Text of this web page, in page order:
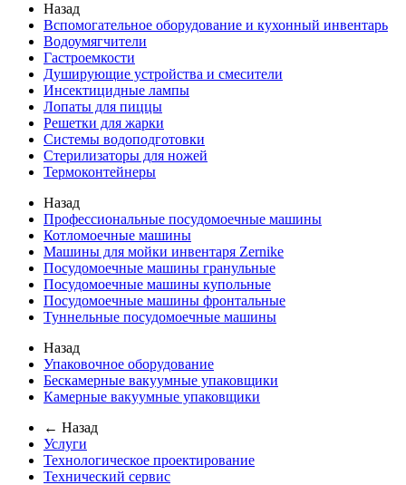
Назад
Вспомогательное оборудование и кухонный инвентарь
Водоумягчители
Гастроемкости
Душирующие устройства и смесители
Инсектицидные лампы
Лопаты для пиццы
Решетки для жарки
Системы водоподготовки
Стерилизаторы для ножей
Термоконтейнеры
Назад
Профессиональные посудомоечные машины
Котломоечные машины
Машины для мойки инвентаря Zernike
Посудомоечные машины гранульные
Посудомоечные машины купольные
Посудомоечные машины фронтальные
Туннельные посудомоечные машины
Назад
Упаковочное оборудование
Бескамерные вакуумные упаковщики
Камерные вакуумные упаковщики
← Назад
Услуги
Технологическое проектирование
Технический сервис